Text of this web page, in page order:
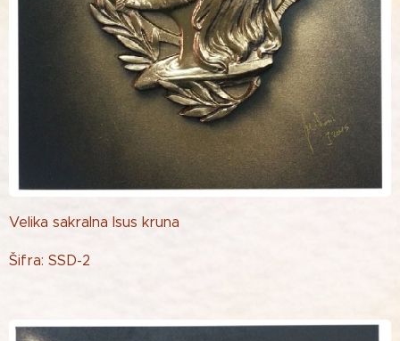
Velika sakralna Isus kruna
Šifra: SSD-2